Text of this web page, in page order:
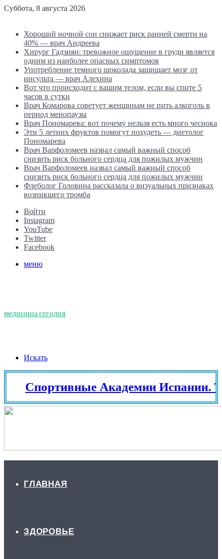
Суббота, 8 августа 2026
Хороший ночной сон снижает риск ранней смерти на
40% — врач Андреева
Хирург Гадзиян: тревожное ощущение в груди является
одним из наиболее опасных симптомов
Употребление темного шоколада защищает мозг от
инсульта — врач Алехина
Вот что происходит с вашим телом, если вы спите 5
часов в сутки
Врач Комарова советует женщинам не пить алкоголь в
период менопаузы
Врач Пономарева: вот почему нельзя есть много чеснока
Эти 5 летних фруктов помогут похудеть — диетолог
Пономарева
Врач Варфоломеев назвал самый важный способ
снизить риск больного сердца для пожилых мужчин
Врач Варфоломеев назвал самый важный способ
снизить риск больного сердца для пожилых мужчин
Флеболог Головина рассказала о визуальных признаках
возникшего тромба
Войти
Instagram
YouTube
Twitter
Facebook
меню
медицина сегодня
Искать
Академии Испании.
ГЛАВНАЯ
ЗДОРОВЬЕ